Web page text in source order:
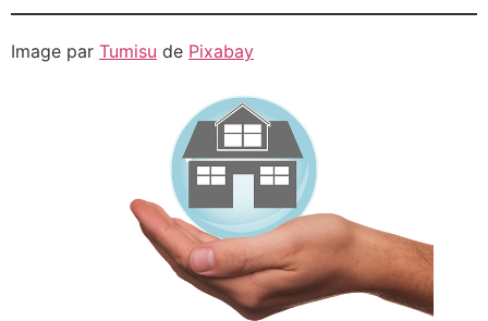
Image par Tumisu de Pixabay